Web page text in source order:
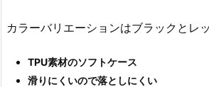
カラーバリエーションはブラックとレ
TPU素材のソフトケース
滑りにくいので落としにくい